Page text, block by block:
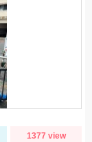
1377 view